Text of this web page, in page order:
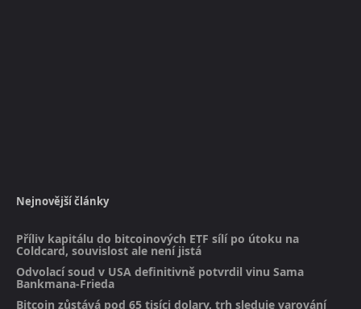
Nejnovější články
Příliv kapitálu do bitcoinových ETF sílí po útoku na
Coldcard, souvislost ale není jistá
Odvolací soud v USA definitivně potvrdil vinu Sama
Bankmana-Frieda
Bitcoin zůstává pod 65 tisíci dolary, trh sleduje varování